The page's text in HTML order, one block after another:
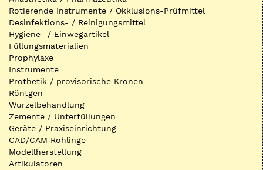
Rotierende Instrumente / Okklusions-Prüfmittel
Desinfektions- / Reinigungsmittel
Hygiene- / Einwegartikel
Füllungsmaterialien
Prophylaxe
Instrumente
Prothetik / provisorische Kronen
Röntgen
Wurzelbehandlung
Zemente / Unterfüllungen
Geräte / Praxiseinrichtung
CAD/CAM Rohlinge
Modellherstellung
Artikulatoren